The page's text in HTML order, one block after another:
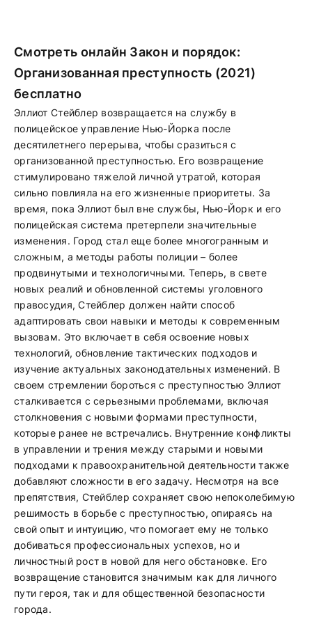
Смотреть онлайн Закон и порядок:
Организованная преступность (2021)
бесплатно
Эллиот Стейблер возвращается на службу в
полицейское управление Нью-Йорка после
десятилетнего перерыва, чтобы сразиться с
организованной преступностью. Его возвращение
стимулировано тяжелой личной утратой, которая
сильно повлияла на его жизненные приоритеты. За
время, пока Эллиот был вне службы, Нью-Йорк и его
полицейская система претерпели значительные
изменения. Город стал еще более многогранным и
сложным, а методы работы полиции – более
продвинутыми и технологичными. Теперь, в свете
новых реалий и обновленной системы уголовного
правосудия, Стейблер должен найти способ
адаптировать свои навыки и методы к современным
вызовам. Это включает в себя освоение новых
технологий, обновление тактических подходов и
изучение актуальных законодательных изменений. В
своем стремлении бороться с преступностью Эллиот
сталкивается с серьезными проблемами, включая
столкновения с новыми формами преступности,
которые ранее не встречались. Внутренние конфликты
в управлении и трения между старыми и новыми
подходами к правоохранительной деятельности также
добавляют сложности в его задачу. Несмотря на все
препятствия, Стейблер сохраняет свою непоколебимую
решимость в борьбе с преступностью, опираясь на
свой опыт и интуицию, что помогает ему не только
добиваться профессиональных успехов, но и
личностный рост в новой для него обстановке. Его
возвращение становится значимым как для личного
пути героя, так и для общественной безопасности
города.